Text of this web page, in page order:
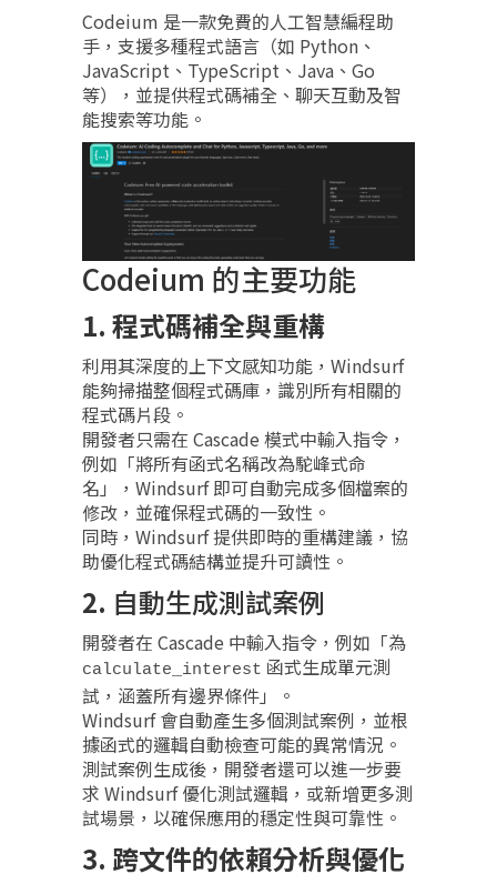
Codeium 是一款免費的人工智慧編程助
手，支援多種程式語言（如 Python、
JavaScript、TypeScript、Java、Go
等），並提供程式碼補全、聊天互動及智
能搜索等功能。
Codeium 的主要功能
1. 程式碼補全與重構
利用其深度的上下文感知功能，Windsurf
能夠掃描整個程式碼庫，識別所有相關的
程式碼片段。
開發者只需在 Cascade 模式中輸入指令，
例如「將所有函式名稱改為駝峰式命
名」，Windsurf 即可自動完成多個檔案的
修改，並確保程式碼的一致性。
同時，Windsurf 提供即時的重構建議，協
助優化程式碼結構並提升可讀性。
2. 自動生成測試案例
開發者在 Cascade 中輸入指令，例如「為
calculate_interest 函式生成單元測
試，涵蓋所有邊界條件」。
Windsurf 會自動產生多個測試案例，並根
據函式的邏輯自動檢查可能的異常情況。
測試案例生成後，開發者還可以進一步要
求 Windsurf 優化測試邏輯，或新增更多測
試場景，以確保應用的穩定性與可靠性。
3. 跨文件的依賴分析與優化